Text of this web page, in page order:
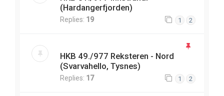
(Hardangerfjorden)
Replies: 19 1 2
HKB 49./977 Reksteren - Nord
(Svarvahello, Tysnes)
Replies: 17 1 2